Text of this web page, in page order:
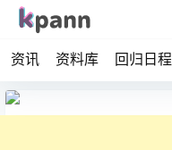
资讯 资料库 回归日程